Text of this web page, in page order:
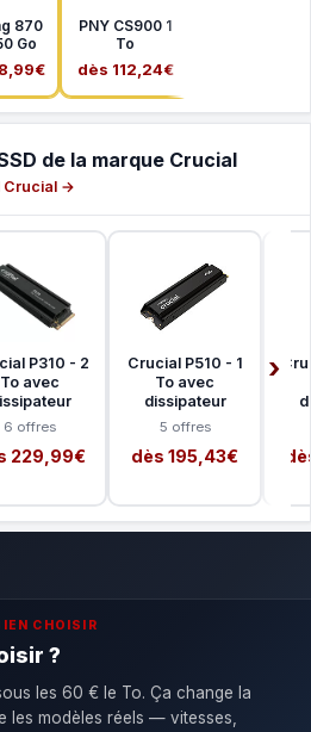
870
Go
PNY CS900 1
To
dès 112,24€
de la marque Crucial
Crucial →
P310 - 2
To avec
6 offres
229,99€
Crucial P510 - 1
To avec
dissipateur
5 offres
dès 195,43€
CHOISIR
?
les 60 € le To. Ça change la
les modèles réels — vitesses,